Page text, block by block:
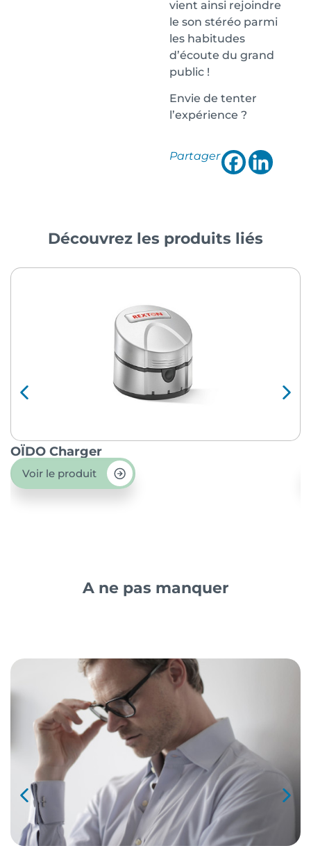
vient ainsi rejoindre
le son stéréo parmi
les habitudes
d’écoute du grand
public !
Envie de tenter
l’expérience ?
Partager
Découvrez les produits liés
OÏDO Charger
Voir le produit
A ne pas manquer